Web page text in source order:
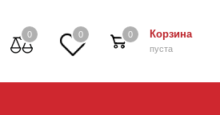
0 0 Корзина
пуста
0